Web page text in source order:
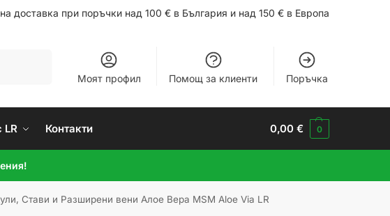
доставка при поръчки над 100 € в България и над 150 € в Европа
Моят профил Помощ за клиенти Поръчка
LR Контакти 0,00€ 0
Стави и Разширени вени Алое Вера MSM Aloe Via LR